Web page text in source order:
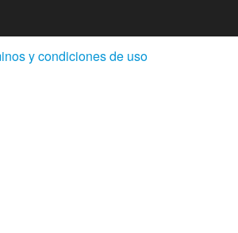
y condiciones de uso(Abre